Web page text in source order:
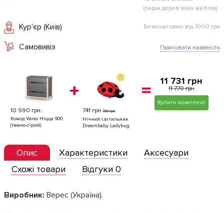
(окрім дерев'яних меблів)
Кур'єр (Київ) Безкоштовно від 7000 грн
Самовивіз Приховати наявність
10 990 грн.
Комод Veres Ніцца 900
(темно-сірий)
741 грн780 грн
Нічний світильник
Dreambaby Ladybug
11 731 грн
11 770 грн
Купити комплект
Опис Характеристики
Аксесуари
Схожі товари
Відгуки 0
Виробник: Верес (Україна).